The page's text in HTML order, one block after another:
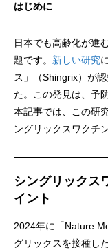
はじめに
日本でも高齢化が進
題です。 新しい研究
ス」（Shingrix）が
た。この発見は、予
本記事では、この研
ングリックスワクチ
シングリックス
イント
2024年に「Nature
グリックスを接種し